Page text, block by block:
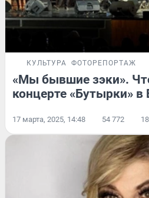
КУЛЬТУРА ФОТОРЕПОРТАЖ
«Мы бывшие зэки».
концерте «Бутырки» в
17 марта, 2025, 14:48 54 772